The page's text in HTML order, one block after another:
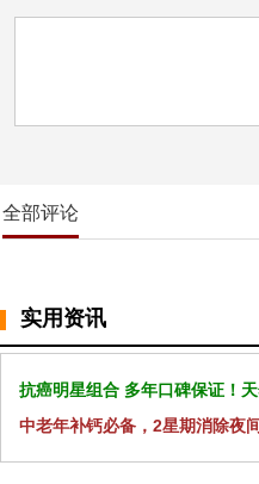
全部评论
实用资讯
抗癌明星组合 多年口碑保证！
中老年补钙必备，2星期消除夜